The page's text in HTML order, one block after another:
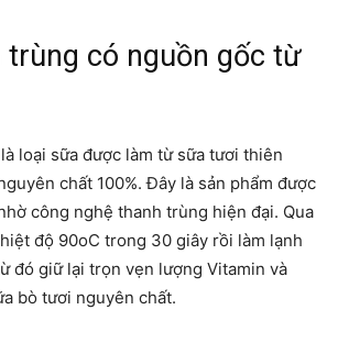
trùng có nguồn gốc từ
là loại sữa được làm từ sữa tươi thiên
chất 100%. Đây là sản phẩm được
công nghệ thanh trùng hiện đại. Qua
độ 90oC trong 30 giây rồi làm lạnh
đó giữ lại trọn vẹn lượng Vitamin và
bò tươi nguyên chất.